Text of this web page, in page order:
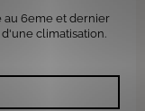
au 6eme et dernier
climatisation.